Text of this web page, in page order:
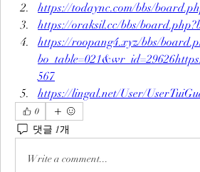
https://todaync.com/bbs/
https://oraksil.cc/bbs/
https://roopang4.xyz/bbs/
567
https://lingal.net/User/
0
댓글 1개
Write a comment...